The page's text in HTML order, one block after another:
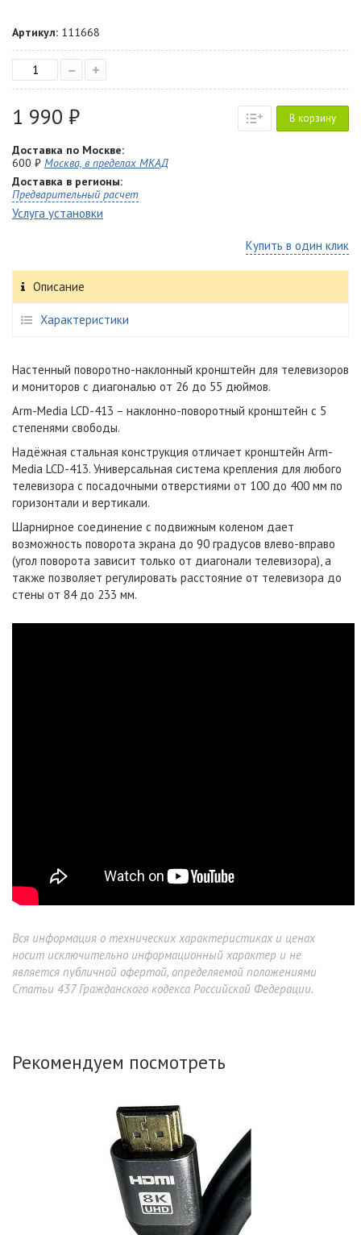
Артикул: 111668
– +
1 990 ₽ В корзину
Доставка по Москве:
600 ₽ Москва, в пределах МКАД
Доставка в регионы:
Предварительный расчет
Услуга установки
Купить в один клик
Описание
Характеристики
Настенный поворотно-наклонный кронштейн для телевизоров
и мониторов с диагональю от 26 до 55 дюймов.
Arm-Media LCD-413 – наклонно-поворотный кронштейн с 5
степенями свободы.
Надёжная стальная конструкция отличает кронштейн Arm-
Media LCD-413. Универсальная система крепления для любого
телевизора с посадочными отверстиями от 100 до 400 мм по
горизонтали и вертикали.
Шарнирное соединение с подвижным коленом дает
возможность поворота экрана до 90 градусов влево-вправо
(угол поворота зависит только от диагонали телевизора), а
также позволяет регулировать расстояние от телевизора до
стены от 84 до 233 мм.
Вся информация о технических характеристиках и ценах
носит исключительно информационный характер и не
является публичной офертой, определяемой положениями
Статьи 437 Гражданского кодекса Российской Федерации.
Рекомендуем посмотреть